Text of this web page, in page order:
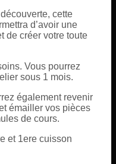
cette
d’avoir une
de créer votre toute
Vous pourrez
sous 1 mois.
également revenir
émailler vos pièces
de cours.
et 1ere cuisson